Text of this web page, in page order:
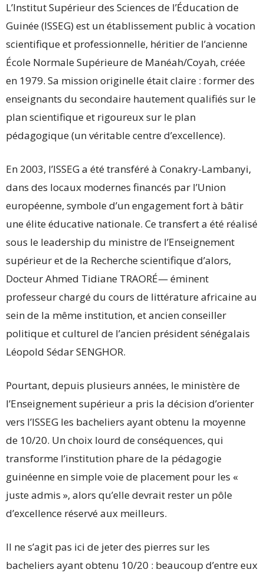
L’Institut Supérieur des Sciences de l’Éducation de
Guinée (ISSEG) est un établissement public à vocation
scientifique et professionnelle, héritier de l’ancienne
École Normale Supérieure de Manéah/Coyah, créée
en 1979. Sa mission originelle était claire : former des
enseignants du secondaire hautement qualifiés sur le
plan scientifique et rigoureux sur le plan
pédagogique (un véritable centre d’excellence).
En 2003, l’ISSEG a été transféré à Conakry-Lambanyi,
dans des locaux modernes financés par l’Union
européenne, symbole d’un engagement fort à bâtir
une élite éducative nationale. Ce transfert a été réalisé
sous le leadership du ministre de l’Enseignement
supérieur et de la Recherche scientifique d’alors,
Docteur Ahmed Tidiane TRAORÉ— éminent
professeur chargé du cours de littérature africaine au
sein de la même institution, et ancien conseiller
politique et culturel de l’ancien président sénégalais
Léopold Sédar SENGHOR.
Pourtant, depuis plusieurs années, le ministère de
l’Enseignement supérieur a pris la décision d’orienter
vers l’ISSEG les bacheliers ayant obtenu la moyenne
de 10/20. Un choix lourd de conséquences, qui
transforme l’institution phare de la pédagogie
guinéenne en simple voie de placement pour les «
juste admis », alors qu’elle devrait rester un pôle
d’excellence réservé aux meilleurs.
Il ne s’agit pas ici de jeter des pierres sur les
bacheliers ayant obtenu 10/20 : beaucoup d’entre eux